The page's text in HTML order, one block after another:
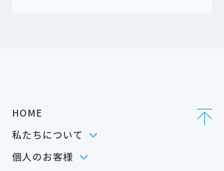
HOME
私たちについて
個人のお客様